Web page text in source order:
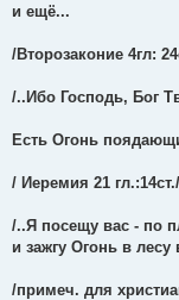
и ещё...
/Второзаконие 4гл:
/..Ибо Господь, Бог
Есть Огонь
/ Иеремия 21 гл.:14ст./
/..Я посещу вас - по
и зажгу Огонь в
/примеч. для